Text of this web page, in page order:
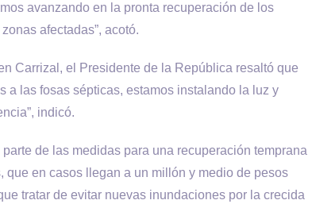
avanzando en la pronta recuperación de los
afectadas”, acotó.
Carrizal, el Presidente de la República resaltó que
a las fosas sépticas, estamos instalando la luz y
indicó.
de las medidas para una recuperación temprana
en casos llegan a un millón y medio de pesos
tratar de evitar nuevas inundaciones por la crecida